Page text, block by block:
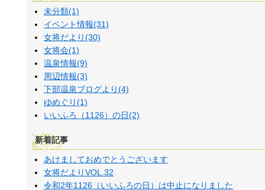
未分類(1)
イベント情報(31)
女将だより(30)
女将会(1)
温泉情報(9)
周辺情報(3)
下部温泉ブログより(4)
ゆめぐり(1)
いいふろ（1126）の日(2)
新着記事
あけましておめでとうございます
女将だよりVOL.32
令和2年1126（いいふろの日）は中止になりました